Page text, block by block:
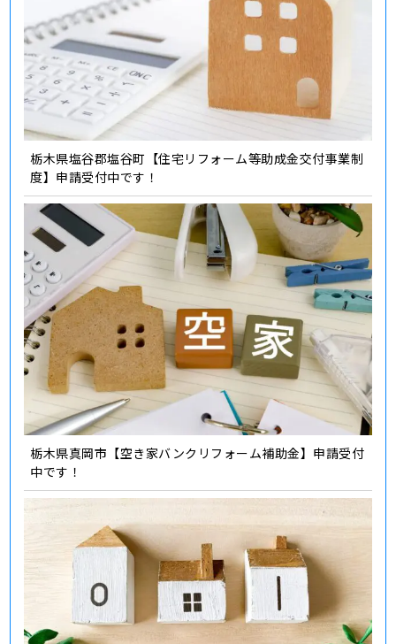
栃木県塩谷郡塩谷町【住宅リフォーム等助成金交付事業制
度】申請受付中です！
栃木県真岡市【空き家バンクリフォーム補助金】申請受付
中です！